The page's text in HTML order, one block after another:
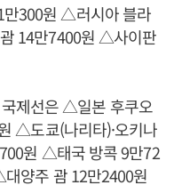
300원 △러시아 블라
14만7400원 △사이판
제선은 △일본 후쿠오
△도쿄(나리타)·오키나
원 △태국 방콕 9만72
양주 괌 12만2400원